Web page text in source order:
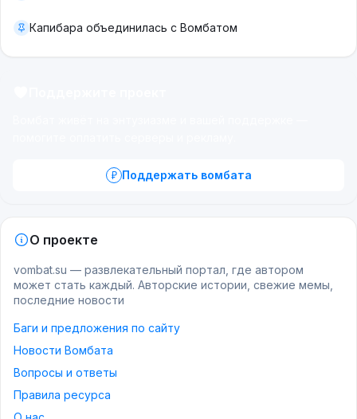
Капибара объединилась с Вомбатом
Поддержать вомбата
О проекте
vombat.su — развлекательный портал, где автором
может стать каждый. Авторские истории, свежие мемы,
последние новости
Баги и предложения по сайту
Новости Вомбата
Вопросы и ответы
Правила ресурса